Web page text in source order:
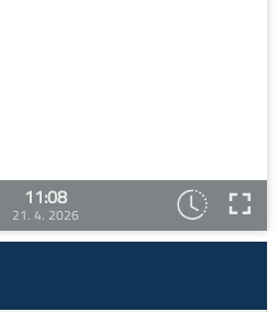
11:08
21. 4. 2026